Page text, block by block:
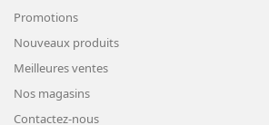
Promotions
Nouveaux produits
Meilleures ventes
Nos magasins
Contactez-nous